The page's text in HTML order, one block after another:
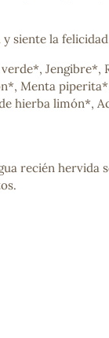
siente la
Jengibre*,
Menta
hierba limón*,
recién hervida